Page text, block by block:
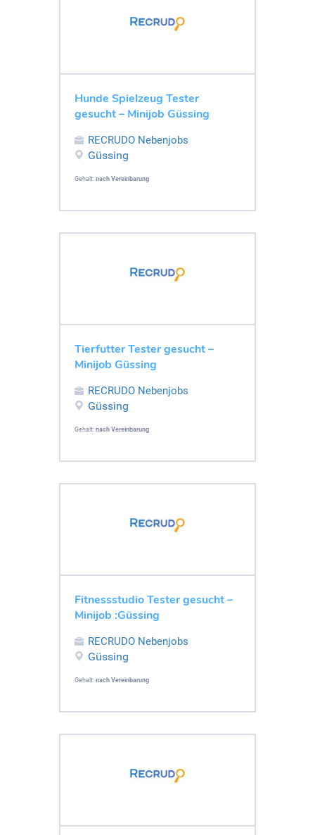
Hunde Spielzeug Tester
gesucht – Minijob Güssing
RECRUDO Nebenjobs
Güssing
Gehalt: nach Vereinbarung
Tierfutter Tester gesucht –
Minijob Güssing
RECRUDO Nebenjobs
Güssing
Gehalt: nach Vereinbarung
Fitnessstudio Tester gesucht –
Minijob :Güssing
RECRUDO Nebenjobs
Güssing
Gehalt: nach Vereinbarung